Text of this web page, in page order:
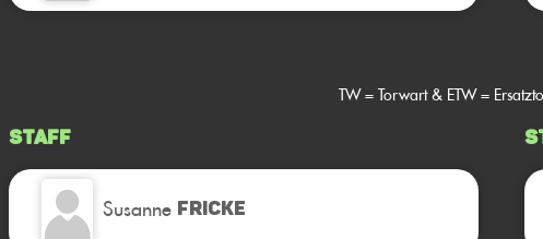
TW = Torwart & ETW =
Staff
Susanne FRICKE